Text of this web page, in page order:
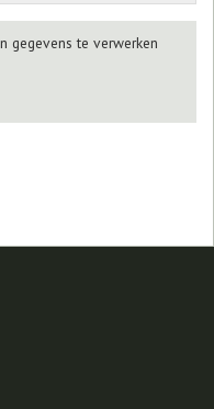
gegevens te verwerken